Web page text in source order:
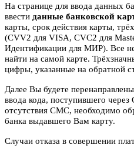
На странице для ввода данных
ввести данные банковской
карты, срок действия карты,
(CVV2 для VISA, CVC2 для
Идентификации для МИР). Все
найти на самой карте.
цифры, указанные на обратной
Далее Вы будете
ввода кода, поступившего
отсутствия СМС, необходимо
банка выдавшего Вам карту.
Случаи отказа в совершении